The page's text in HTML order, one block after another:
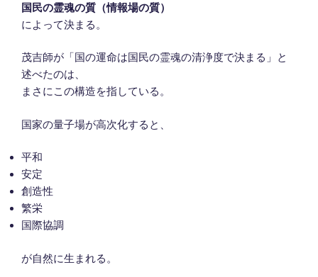
国民の霊魂の質（情報場の質）
によって決まる。
茂吉師が「国の運命は国民の霊魂の清浄度で決まる」と
述べたのは、
まさにこの構造を指している。
国家の量子場が高次化すると、
平和
安定
創造性
繁栄
国際協調
が自然に生まれる。